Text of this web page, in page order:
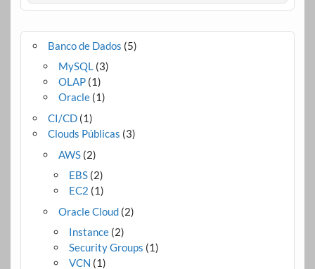
Banco de Dados (5)
MySQL(3)
OLAP(1)
Oracle(1)
CI/CD(1)
Clouds Públicas (3)
AWS(2)
EBS (2)
EC2 (1)
Oracle Cloud(2)
Instance (2)
Security Groups (1)
VCN (1)